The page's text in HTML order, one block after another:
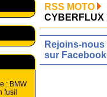
: BMW
fusil
RSS MOTO
CYBERFLUX
Rejoins-nous
sur Facebook